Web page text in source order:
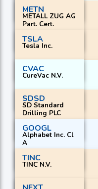
METN
METALL ZUG AG
Part. Cert.
TSLA
Tesla Inc.
CVAC
CureVac N.V.
SDSD
SD Standard
Drilling PLC
GOOGL
Alphabet Inc. Cl
A
TINC
TINC N.V.